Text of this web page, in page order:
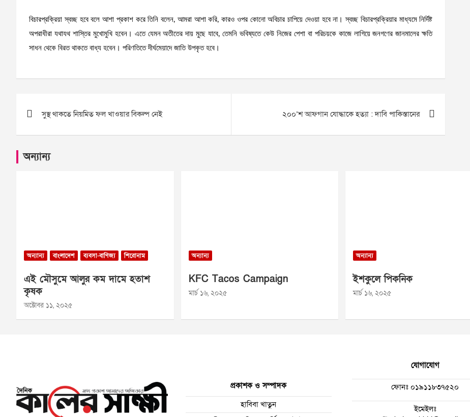
বিচারপ্রক্রিয়া স্বচ্ছ হবে বলে আশা প্রকাশ করে তিনি বলেন, আমরা আশা করি, কারও ওপর কোনো অবিচার চাপিয়ে দেওয়া হবে না। স্বচ্ছ বিচারপ্রক্রিয়ার মাধ্যমে নির্দিষ্ট
অপরাধীরা যথাযথ শাস্তির মুখোমুখি হবেন। এতে যেমন অতীতের দায় মুছে যাবে, তেমনি ভবিষ্যতে কেউ নিজের পেশা বা পরিচয়কে কাজে লাগিয়ে জনগণের জানমালের ক্ষতি
সাধন থেকে বিরত থাকতে বাধ্য হবেন। পরিণতিতে দীর্ঘমেয়াদে জাতি উপকৃত হবে।
navigation
সুস্থ থাকতে নিয়মিত ফল খাওয়ার বিকল্প নেই ২০০’শ আফগান যোদ্ধাকে হত্যা : দাবি পাকিস্তানের
অন্যান্য
অন্যান্য বাংলাদেশ ব্যবসা-বাণিজ্য শিরোনাম
এই মৌসুমে আলুর কম দামে হতাশ
কৃষক
অক্টোবর ১১, ২০২৫
অন্যান্য
KFC Tacos Campaign
মার্চ ১৬, ২০২৫
অন্যান্য
ইশকুলে পিকনিক
মার্চ ১৬, ২০২৫
প্রকাশক ও সম্পাদক
হাবিবা খাতুন
যোগাযোগ
ফোনঃ ০১৯১১৮৩৭৫২০
ইমেইলঃ